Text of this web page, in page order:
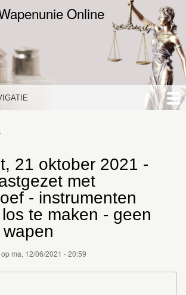
Overslaan
en Online
21 oktober 2021 -
met
- instrumenten
te maken - geen
op ma, 12/06/2021 - 20:59